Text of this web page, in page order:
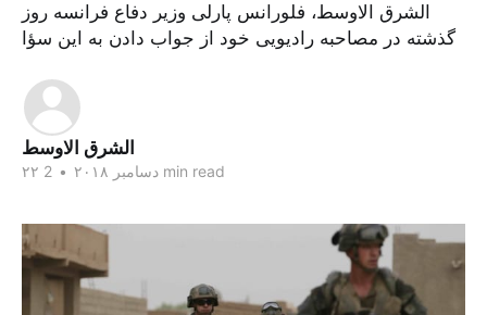
الشرق الاوسط، فلورانس پارلی وزیر دفاع فرانسه روز
گذشته در مصاحبه رادیویی خود از جواب دادن به این سؤا
الشرق الاوسط
۲۲ دسامبر ۲۰۱۸ • 2 min read